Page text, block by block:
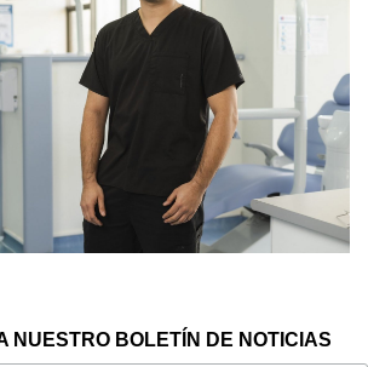
NUESTRO BOLETÍN DE NOTICIAS